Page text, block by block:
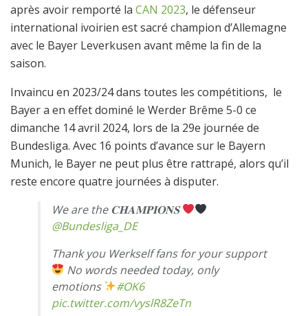
après avoir remporté la CAN 2023, le défenseur
international ivoirien est sacré champion d’Allemagne
avec le Bayer Leverkusen avant même la fin de la
saison.
Invaincu en 2023/24 dans toutes les compétitions, le
Bayer a en effet dominé le Werder Brême 5-0 ce
dimanche 14 avril 2024, lors de la 29e journée de
Bundesliga. Avec 16 points d’avance sur le Bayern
Munich, le Bayer ne peut plus être rattrapé, alors qu’il
reste encore quatre journées à disputer.
We are the 𝐂𝐇𝐀𝐌𝐏𝐈𝐎𝐍𝐒
@Bundesliga_DE
Thank you Werkself fans for your support
No words needed today, only
emotions
#OK6
pic.twitter.com/vyslR8ZeTn